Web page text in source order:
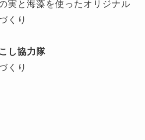
と海藻を使ったオリジナル
くり
し協力隊
くり